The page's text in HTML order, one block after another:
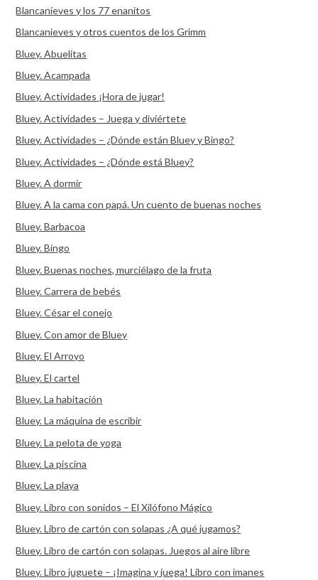
Blancanieves y los 77 enanitos
Blancanieves y otros cuentos de los Grimm
Bluey. Abuelitas
Bluey. Acampada
Bluey. Actividades ¡Hora de jugar!
Bluey. Actividades – Juega y diviértete
Bluey. Actividades – ¿Dónde están Bluey y Bingo?
Bluey. Actividades – ¿Dónde está Bluey?
Bluey. A dormir
Bluey. A la cama con papá. Un cuento de buenas noches
Bluey. Barbacoa
Bluey. Bingo
Bluey. Buenas noches, murciélago de la fruta
Bluey. Carrera de bebés
Bluey. César el conejo
Bluey. Con amor de Bluey
Bluey. El Arroyo
Bluey. El cartel
Bluey. La habitación
Bluey. La máquina de escribir
Bluey. La pelota de yoga
Bluey. La piscina
Bluey. La playa
Bluey. Libro con sonidos – El Xilófono Mágico
Bluey. Libro de cartón con solapas ¿A qué jugamos?
Bluey. Libro de cartón con solapas. Juegos al aire libre
Bluey. Libro juguete – ¡Imagina y juega! Libro con imanes